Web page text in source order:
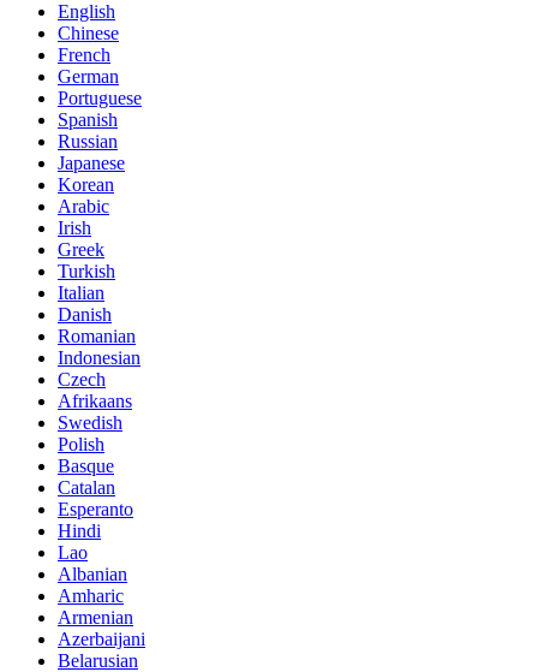
English
Chinese
French
German
Portuguese
Spanish
Russian
Japanese
Korean
Arabic
Irish
Greek
Turkish
Italian
Danish
Romanian
Indonesian
Czech
Afrikaans
Swedish
Polish
Basque
Catalan
Esperanto
Hindi
Lao
Albanian
Amharic
Armenian
Azerbaijani
Belarusian